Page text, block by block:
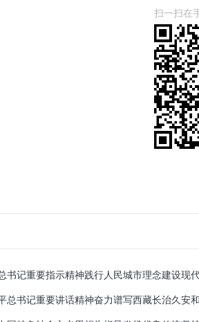
扫一扫在
书记重要指示精神践行人民城市理念建设现
总书记重要讲话精神奋力谱写西藏长治久安